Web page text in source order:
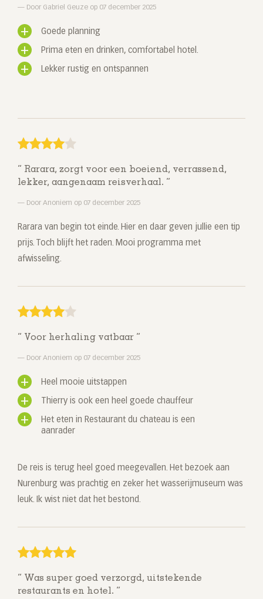
Door Gabriel Geuze op 07 december 2025
Goede planning
Prima eten en drinken, comfortabel hotel.
Lekker rustig en ontspannen
Rarara, zorgt voor een boeiend, verrassend,
lekker, aangenaam reisverhaal.
Door Anoniem op 07 december 2025
Rarara van begin tot einde. Hier en daar geven jullie een tip
prijs. Toch blijft het raden. Mooi programma met
afwisseling.
Voor herhaling vatbaar
Door Anoniem op 07 december 2025
Heel mooie uitstappen
Thierry is ook een heel goede chauffeur
Het eten in Restaurant du chateau is een
aanrader
De reis is terug heel goed meegevallen. Het bezoek aan
Nurenburg was prachtig en zeker het wasserijmuseum was
leuk. Ik wist niet dat het bestond.
Was super goed verzorgd, uitstekende
restaurants en hotel.